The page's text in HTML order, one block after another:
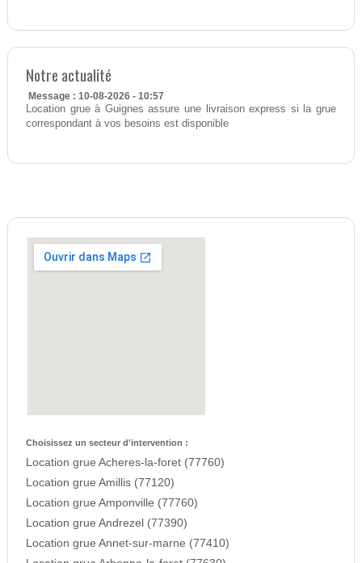
Notre actualité
Message : 10-08-2026 - 10:57
Location grue à Guignes assure une livraison express si la grue
correspondant à vos besoins est disponible
Choisissez un secteur d'intervention :
Location grue Acheres-la-foret (77760)
Location grue Amillis (77120)
Location grue Amponville (77760)
Location grue Andrezel (77390)
Location grue Annet-sur-marne (77410)